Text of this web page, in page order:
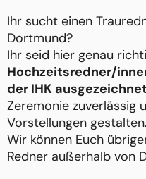
Ihr sucht einen
Dortmund?
Ihr seid hier genau
Hochzeitsredner/
der IHK ausgezeichnet
Zeremonie zuverlässig
Vorstellungen gestalten.
Wir können Euch
Redner außerhalb von